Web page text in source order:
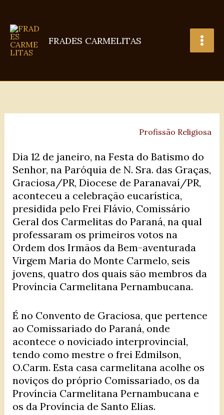
conteúdo
FRADES CARMELITAS
Profissão Religiosa
Dia 12 de janeiro, na Festa do Batismo do
Senhor, na Paróquia de N. Sra. das Graças,
Graciosa/PR, Diocese de Paranavaí/PR,
aconteceu a celebração eucarística,
presidida pelo Frei Flávio, Comissário
Geral dos Carmelitas do Paraná, na qual
professaram os primeiros votos na
Ordem dos Irmãos da Bem-aventurada
Virgem Maria do Monte Carmelo, seis
jovens, quatro dos quais são membros da
Província Carmelitana Pernambucana.
É no Convento de Graciosa, que pertence
ao Comissariado do Paraná, onde
acontece o noviciado interprovincial,
tendo como mestre o frei Edmilson,
O.Carm. Esta casa carmelitana acolhe os
noviços do próprio Comissariado, os da
Província Carmelitana Pernambucana e
os da Província de Santo Elias.